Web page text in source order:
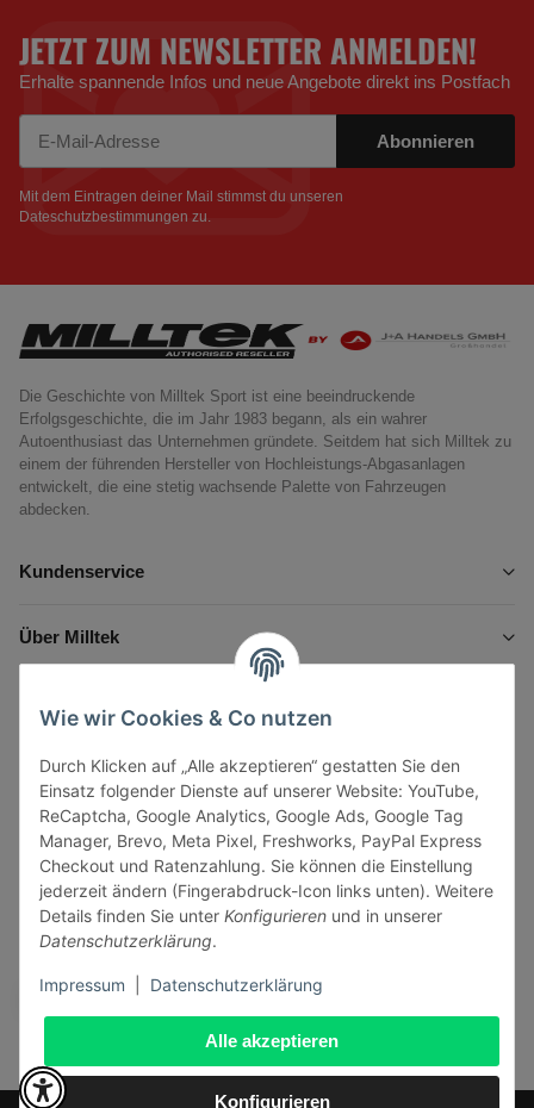
Alle akzeptieren
Konfigurieren
Wie wir Cookies & Co nutzen
Durch Klicken auf „Alle akzeptieren“ gestatten Sie den
Einsatz folgender Dienste auf unserer Website: YouTube,
ReCaptcha, Google Analytics, Google Ads, Google Tag
Manager, Brevo, Meta Pixel, Freshworks, PayPal Express
Checkout und Ratenzahlung. Sie können die Einstellung
jederzeit ändern (Fingerabdruck-Icon links unten). Weitere
Details finden Sie unter Konfigurieren und in unserer
Datenschutzerklärung.
Impressum Datenschutzerklärung
JETZT ZUM NEWSLETTER ANMELDEN!
Erhalte spannende Infos und neue Angebote direkt ins Postfach
Abonnieren
Mit dem Eintragen deiner Mail stimmst du unseren
Dateschutzbestimmungen zu.
Die Geschichte von Milltek Sport ist eine beeindruckende
Erfolgsgeschichte, die im Jahr 1983 begann, als ein wahrer
Autoenthusiast das Unternehmen gründete. Seitdem hat sich Milltek zu
einem der führenden Hersteller von Hochleistungs-Abgasanlagen
entwickelt, die eine stetig wachsende Palette von Fahrzeugen
abdecken.
Kundenservice
Über Milltek
Gesetzliche Informationen
Vertrag widerrufen
Sicher bezahlen via: